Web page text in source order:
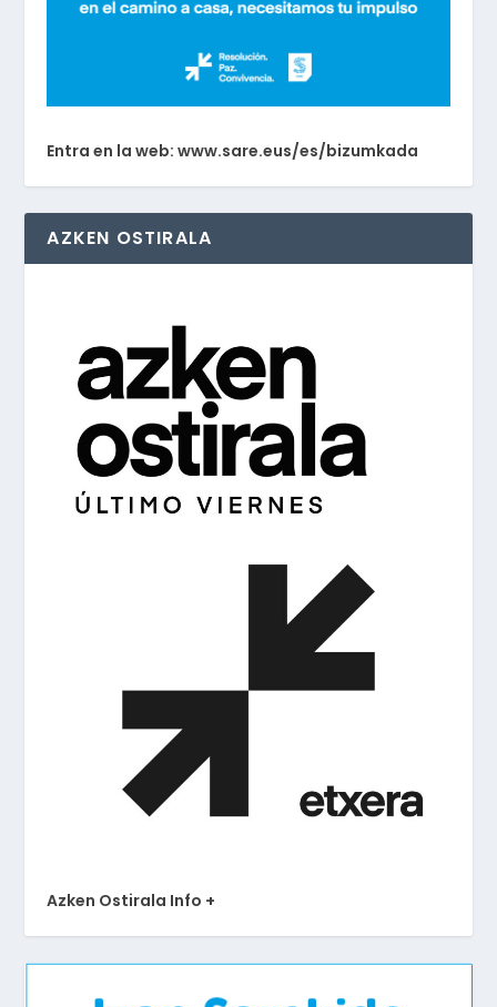
Entra en la web: www.sare.eus/es/bizumkada
AZKEN OSTIRALA
Azken Ostirala Info +